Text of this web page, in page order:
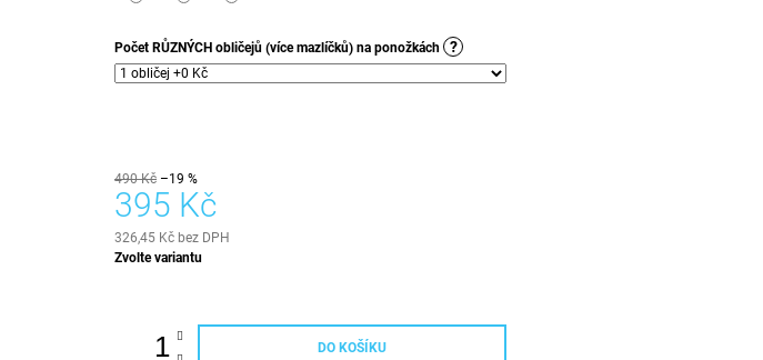
Počet RŮZNÝCH obličejů (více mazlíčků) na ponožkách ?
490 Kč –19 %
395 Kč
326,45 Kč bez DPH
Měrná
Zvolte variantu
DO KOŠÍKU